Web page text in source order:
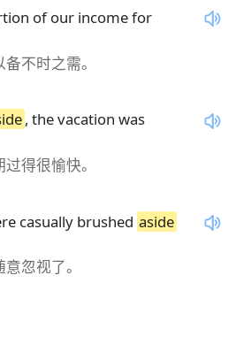
of our income for
不时之需。
, the vacation was
得很愉快。
casually brushed aside
忽视了。